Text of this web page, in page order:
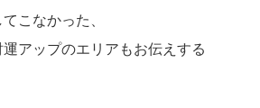
こなかった、
アップのエリアもお伝えする